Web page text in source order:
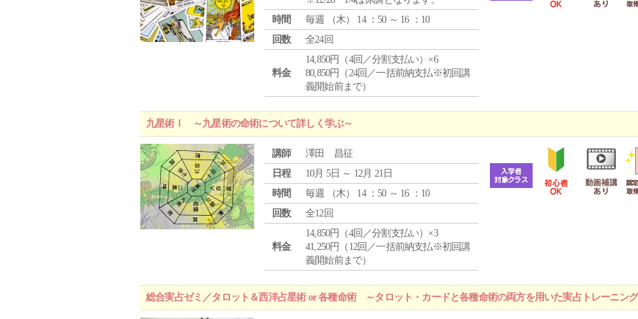
時間
毎週 （木） 14 ：50 ～ 16 ：10
回数
全24回
料金
14,850円（4回／分割支払い）×6
80,850円（24回／一括前納支払※初回講
義開始前まで）
九星術Ⅰ ～九星術の命術について詳しく学ぶ～
講師
澤田 昌征
日程
10月 5日 ～ 12月 21日
時間
毎週 （木） 14 ：50 ～ 16 ：10
回数
全12回
料金
14,850円（4回／分割支払い）×3
41,250円（12回／一括前納支払※初回講
義開始前まで）
総合実占ゼミ／タロット＆西洋占星術 or 各種命術 ～タロット・カードと各種命術の両方を用いた実占トレーニン